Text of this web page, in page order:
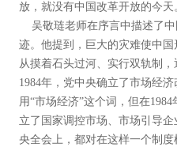
放，就没有中国改革开放的今天
吴敬琏老师在序言中描述了
迹。他提到，巨大的灾难使中
从摸着石头过河、实行双轨制，
1984年，党中央确立了市场经
用“市场经济”这个词，但在
立了国家调控市场、市场引导
央全会上，都对在这样一个制